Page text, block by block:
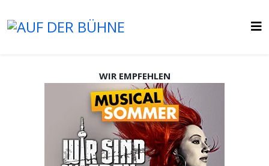
WIR EMPFEHLEN